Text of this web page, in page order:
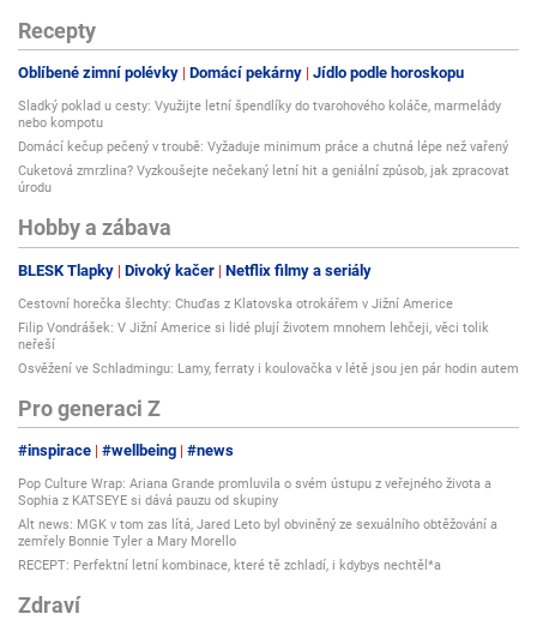
Recepty
Oblíbené zimní polévky Domácí pekárny Jídlo podle horoskopu
Sladký poklad u cesty: Využijte letní špendlíky do tvarohového koláče, marmelády
nebo kompotu
Domácí kečup pečený v troubě: Vyžaduje minimum práce a chutná lépe než vařený
Cuketová zmrzlina? Vyzkoušejte nečekaný letní hit a geniální způsob, jak zpracovat
úrodu
Hobby a zábava
BLESK Tlapky Divoký kačer Netflix filmy a seriály
Cestovní horečka šlechty: Chuďas z Klatovska otrokářem v Jižní Americe
Filip Vondrášek: V Jižní Americe si lidé plují životem mnohem lehčeji, věci tolik
neřeší
Osvěžení ve Schladmingu: Lamy, ferraty i koulovačka v létě jsou jen pár hodin autem
Pro generaci Z
#inspirace #wellbeing #news
Pop Culture Wrap: Ariana Grande promluvila o svém ústupu z veřejného života a
Sophia z KATSEYE si dává pauzu od skupiny
Alt news: MGK v tom zas lítá, Jared Leto byl obviněný ze sexuálního obtěžování a
zemřely Bonnie Tyler a Mary Morello
RECEPT: Perfektní letní kombinace, které tě zchladí, i kdybys nechtěl*a
Zdraví